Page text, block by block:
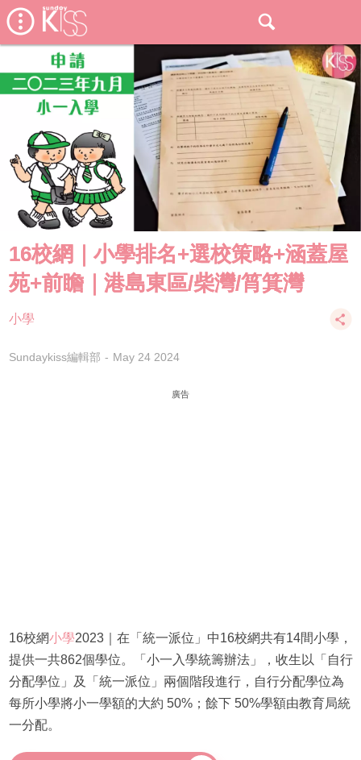
16校網｜小學排名+選校策略+涵蓋屋
苑+前瞻｜港島東區/柴灣/筲箕灣
小學
Sundaykiss編輯部 May 24 2024
廣告
16校網小學2023｜在「統一派位」中16校網共有14間小學，
提供一共862個學位。「小一入學統籌辦法」，收生以「自行
分配學位」及「統一派位」兩個階段進行，自行分配學位為
每所小學將小一學額的大約 50%；餘下 50%學額由教育局統
一分配。